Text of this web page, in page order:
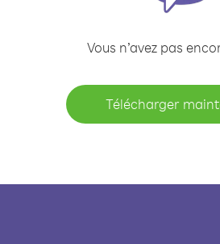
Vous n’avez pas
Télécharger